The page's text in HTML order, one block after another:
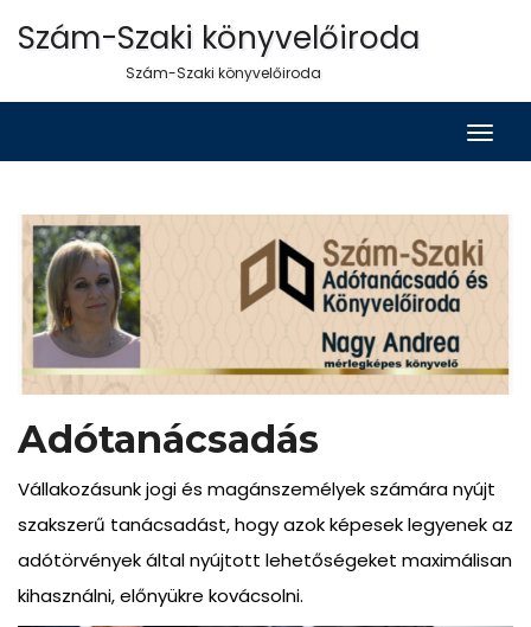
Szám-Szaki könyvelőiroda
Szám-Szaki könyvelőiroda
Adótanácsadás
Vállakozásunk jogi és magánszemélyek számára nyújt
szakszerű tanácsadást, hogy azok képesek legyenek az
adótörvények által nyújtott lehetőségeket maximálisan
kihasználni, előnyükre kovácsolni.